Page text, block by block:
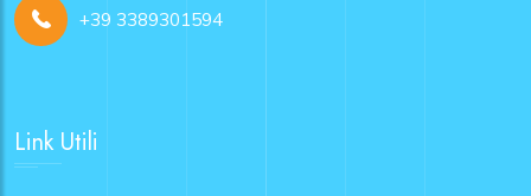
+39 3389301594
Link Utili